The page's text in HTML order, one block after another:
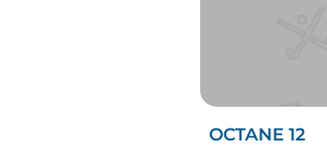
OCTANE 12